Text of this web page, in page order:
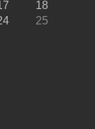
18
25